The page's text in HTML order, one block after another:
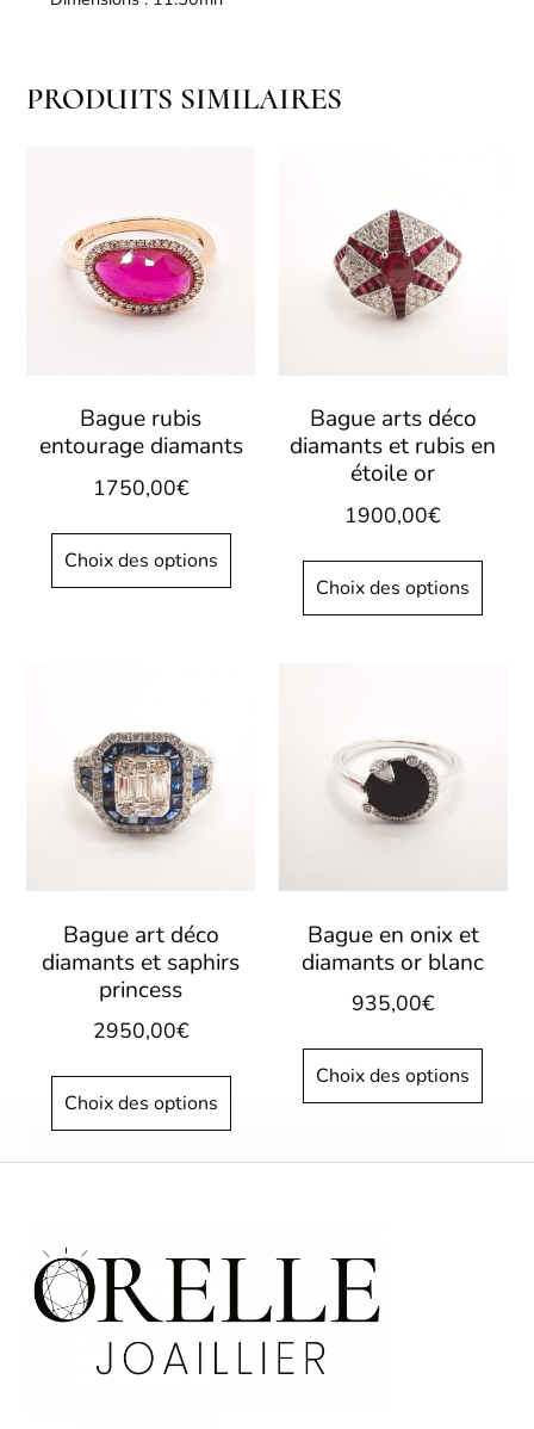
PRODUITS SIMILAIRES
Bague rubis
entourage diamants
1750,00€
Choix des options
Bague arts déco
diamants et rubis en
étoile or
1900,00€
Choix des options
Bague art déco
diamants et saphirs
princess
2950,00€
Choix des options
Bague en onix et
diamants or blanc
935,00€
Choix des options